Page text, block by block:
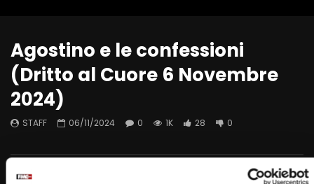
Agostino e le confessioni
(Dritto al Cuore 6 Novembre
2024)
STAFF 06/11/2024 0 1K 28 0